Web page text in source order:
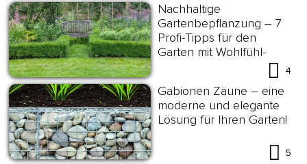
Nachhaltige
Gartenbepflanzung – 7
Profi-Tipps für den
Garten mit Wohlfühl-
4
Gabionen Zäune – eine
moderne und elegante
Lösung für Ihren Garten!
5